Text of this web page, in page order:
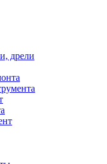
дрели